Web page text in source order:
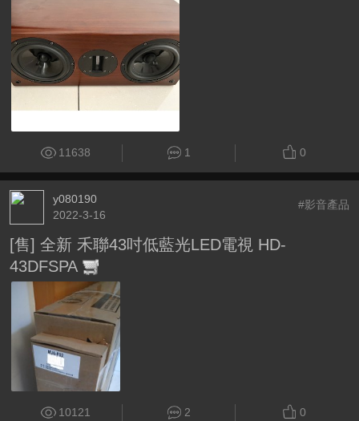
11638 1 0
y080190
2022-3-16
#影音產品
[售] 全新 禾聯43吋低藍光LED電視 HD-
43DFSPA
10121 2 0